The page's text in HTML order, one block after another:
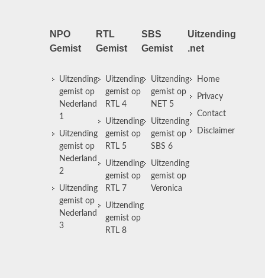
NPO
Gemist
Uitzending
gemist op
Nederland
1
Uitzending
gemist op
Nederland
2
Uitzending
gemist op
Nederland
3
RTL
Gemist
Uitzending
gemist op
RTL 4
Uitzending
gemist op
RTL 5
Uitzending
gemist op
RTL 7
Uitzending
gemist op
RTL 8
SBS
Gemist
Uitzending
gemist op
NET 5
Uitzending
gemist op
SBS 6
Uitzending
gemist op
Veronica
Uitzending
.net
Home
Privacy
Contact
Disclaimer